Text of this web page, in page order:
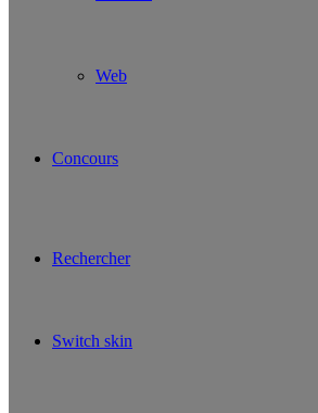
Web
Concours
Rechercher
Switch skin